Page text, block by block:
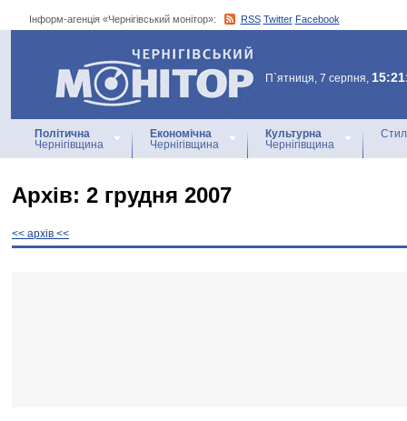
Інформ-агенція «Чернігівський монітор»: RSS Twitter Facebook
Інформ-агенція
«Чернігівський монітор»
П`ятниця, 7 серпня,
Політична
Чернігівщина
Економічна
Чернігівщина
Культурна
Чернігівщина
Архiв: 2 грудня 2007
<< архiв <<